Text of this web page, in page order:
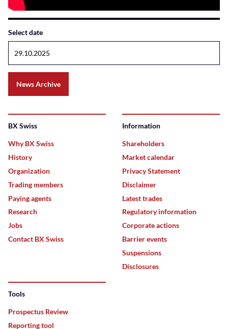
Select date
News Archive
BX Swiss
Why BX Swiss
History
Organization
Trading members
Paying agents
Research
Jobs
Contact BX Swiss
Information
Shareholders
Market calendar
Privacy Statement
Disclaimer
Latest trades
Regulatory information
Corporate actions
Barrier events
Suspensions
Disclosures
Tools
Prospectus Review
Reporting tool